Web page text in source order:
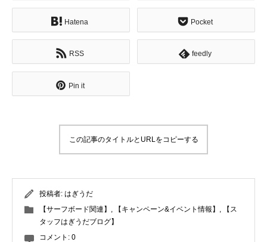
Hatena Pocket
RSS feedly
Pin it
この記事のタイトルとURLをコピーする
投稿者: はぎうだ
【サーフボード関連】
【キャンペーン&イベント情報】
【ス
タッフはぎうだブログ】
コメント: 0